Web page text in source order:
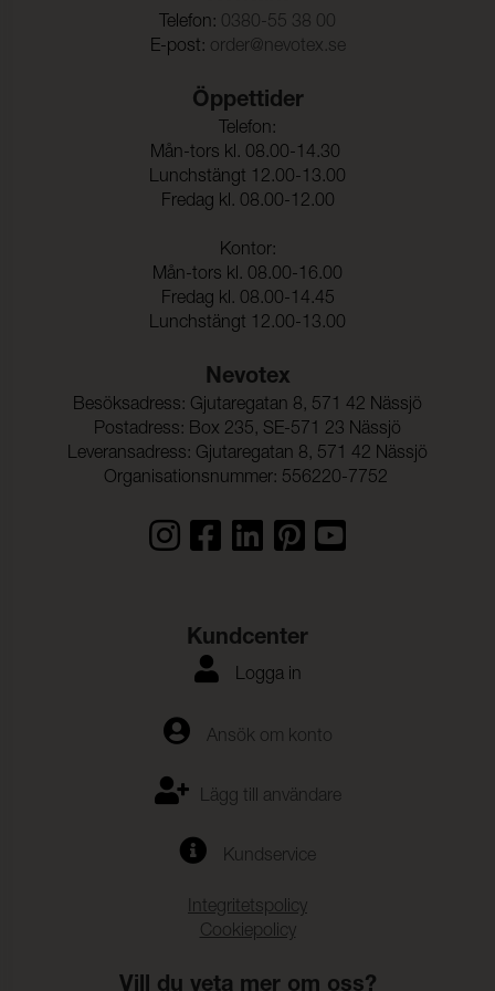
Telefon: 0380-55 38 00
E-post: order@nevotex.se
Öppettider
Telefon:
Mån-tors kl. 08.00-14.30
Lunchstängt 12.00-13.00
Fredag kl. 08.00-12.00
Kontor:
Mån-tors kl. 08.00-16.00
Fredag kl. 08.00-14.45
Lunchstängt 12.00-13.00
Nevotex
Besöksadress: Gjutaregatan 8, 571 42 Nässjö
Postadress: Box 235, SE-571 23 Nässjö
Leveransadress: Gjutaregatan 8, 571 42 Nässjö
Organisationsnummer: 556220-7752
Kundcenter
Logga in
Ansök om konto
Lägg till användare
Kundservice
Integritetspolicy
Cookiepolicy